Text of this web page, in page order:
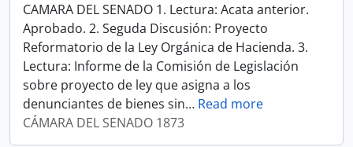
CAMARA DEL SENADO 1. Lectura: Acata anterior.
Aprobado. 2. Seguda Discusión: Proyecto
Reformatorio de la Ley Orgánica de Hacienda. 3.
Lectura: Informe de la Comisión de Legislación
sobre proyecto de ley que asigna a los
denunciantes de bienes sin… Read more
CÁMARA DEL SENADO 1873